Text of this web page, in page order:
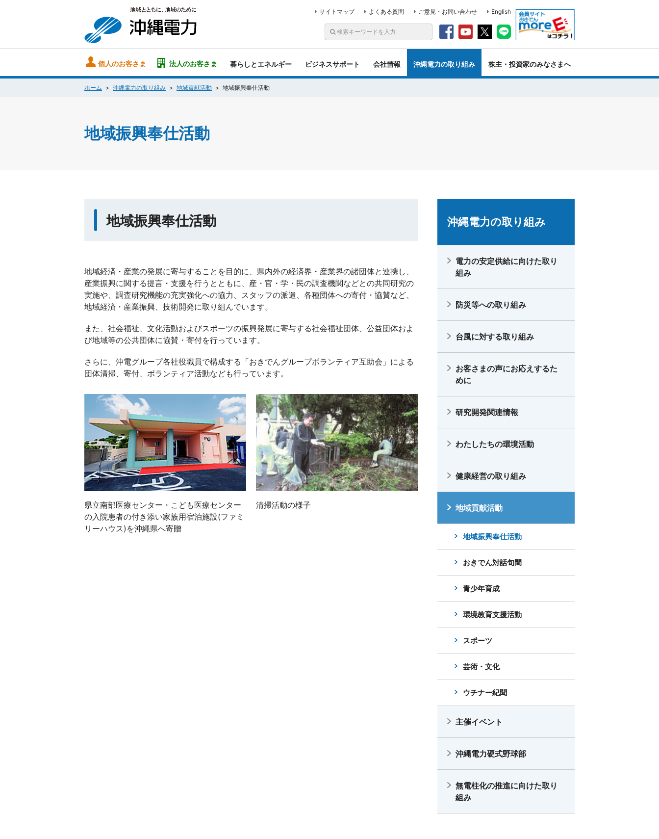
サイトマップ よくある質問 ご意見・お問い合わせ English
個人のお客さま 法人のお客さま 暮らしとエネルギー ビジネスサポート 会社情報 沖縄電力の取り組み 株主・投資家のみなさまへ
ホーム 沖縄電力の取り組み 地域貢献活動 地域振興奉仕活動
地域振興奉仕活動
地域振興奉仕活動
地域経済・産業の発展に寄与することを目的に、県内外の経済界・産業界の諸団体と連携し、
産業振興に関する提言・支援を行うとともに、産・官・学・民の調査機関などとの共同研究の
実施や、調査研究機能の充実強化への協力、スタッフの派遣、各種団体への寄付・協賛など、
地域経済・産業振興、技術開発に取り組んでいます。
また、社会福祉、文化活動およびスポーツの振興発展に寄与する社会福祉団体、公益団体およ
び地域等の公共団体に協賛・寄付を行っています。
さらに、沖電グループ各社役職員で構成する「おきでんグループボランティア互助会」による
団体清掃、寄付、ボランティア活動なども行っています。
県立南部医療センター・こども医療センター
の入院患者の付き添い家族用宿泊施設(ファミ
リーハウス)を沖縄県へ寄贈
清掃活動の様子
沖縄電力の取り組み
電力の安定供給に向けた取り
組み
防災等への取り組み
台風に対する取り組み
お客さまの声にお応えするた
めに
研究開発関連情報
わたしたちの環境活動
健康経営の取り組み
地域貢献活動
地域振興奉仕活動
おきでん対話旬間
青少年育成
環境教育支援活動
スポーツ
芸術・文化
ウチナー紀聞
主催イベント
沖縄電力硬式野球部
無電柱化の推進に向けた取り
組み